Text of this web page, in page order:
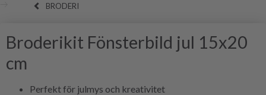
BRODERI
Broderikit Fönsterbild jul 15x20
cm
Perfekt för julmys och kreativitet